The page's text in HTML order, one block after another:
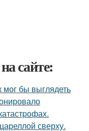
сайте:
мог бы выглядеть
сверху.